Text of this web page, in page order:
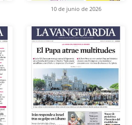
10 de junio de 2026